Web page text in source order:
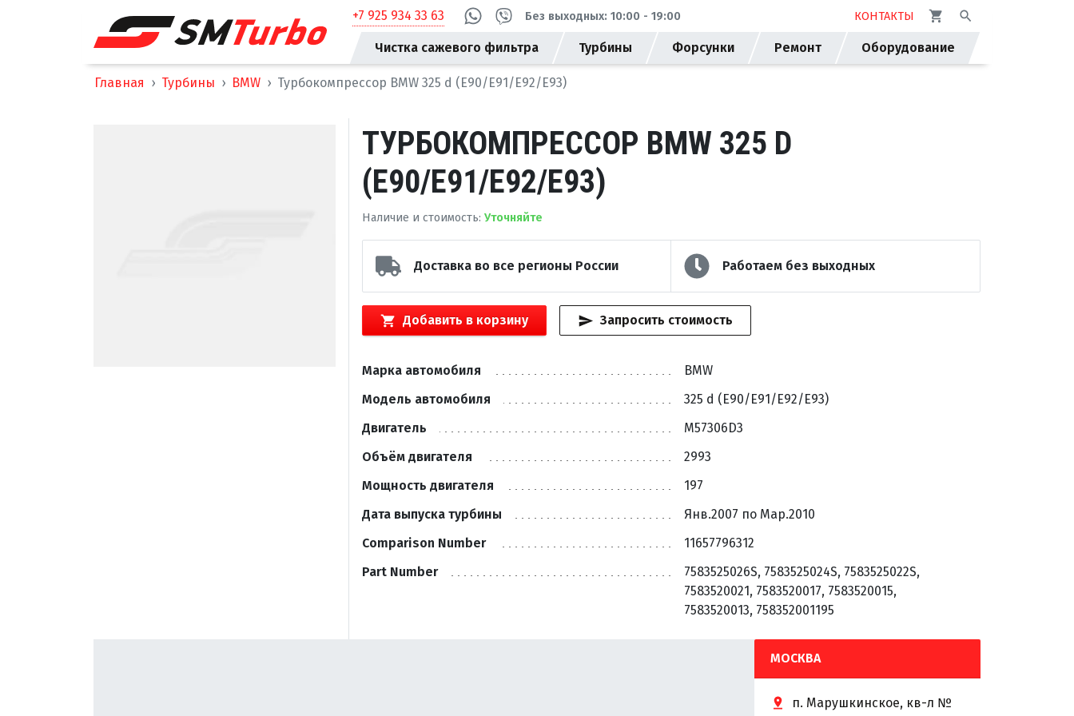
+7 925 934 33 63 Без выходных: 10:00 - 19:00 КОНТАКТЫ
Чистка сажевого фильтра Турбины Форсунки Ремонт Оборудование
Главная Турбины BMW Турбокомпрессор BMW 325 d (E90/E91/E92/E93)
ТУРБОКОМПРЕССОР BMW 325 D
(E90/E91/E92/E93)
Наличие и стоимость: Уточняйте
Доставка во все регионы России Работаем без выходных
Добавить в корзину Запросить стоимость
Марка автомобиля
BMW
Модель автомобиля
325 d (E90/E91/E92/E93)
Двигатель
M57306D3
Объём двигателя
2993
Мощность двигателя
197
Дата выпуска турбины
Янв.2007 по Мар.2010
Comparison Number
11657796312
Part Number
7583525026S, 7583525024S, 7583525022S,
7583520021, 7583520017, 7583520015,
7583520013, 758352001195
МОСКВА
п. Марушкинское, кв-л №